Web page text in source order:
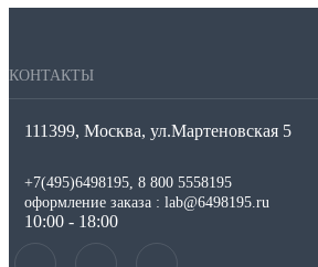
КОНТАКТЫ
111399, Москва, ул.Мартеновская 5
+7(495)6498195, 8 800 5558195
оформление заказа : lab@6498195.ru
10:00 - 18:00